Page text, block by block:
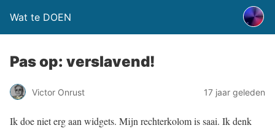
Wat te DOEN
Pas op: verslavend!
Victor Onrust 17 jaar geleden
Ik doe niet erg aan widgets. Mijn rechterkolom is saai. Ik denk